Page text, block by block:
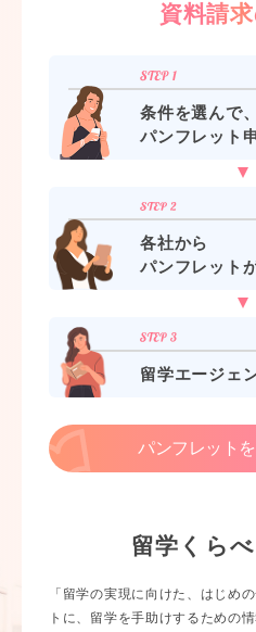
資料請
条件を選んで、
パンフレット
各社から
パンフレット
留学エージェ
パンフレット
留学くら
「留学の実現に向けた、はじめ
トに、留学を手助けするための